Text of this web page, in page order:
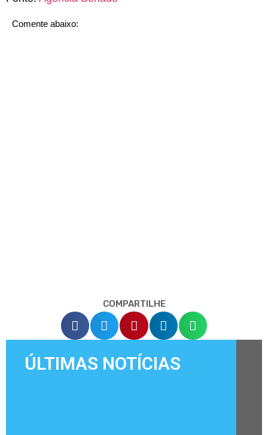
Comente abaixo:
COMPARTILHE
ÚLTIMAS NOTÍCIAS